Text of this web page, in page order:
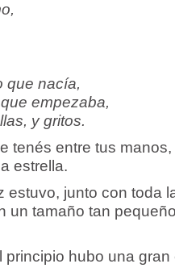
que nacía,
empezaba,
y gritos.
tenés entre tus
estrella.
estuvo, junto con toda
un tamaño tan
principio hubo una gran